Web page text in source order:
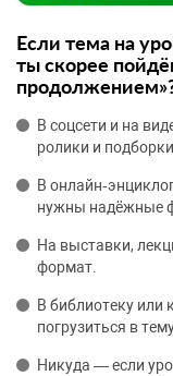
Если тема на
ты скорее
В соцсети и на
ролики и подборки.
В
нужны надёжные
На выставки,
формат.
В библиотеку
погрузиться в
Никуда — если